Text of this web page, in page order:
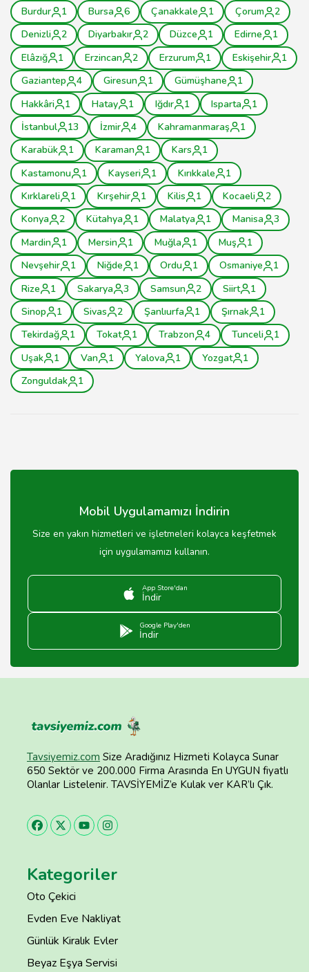
Burdur 1 Bursa 6 Çanakkale 1 Çorum
2
Denizli
2 Diyarbakır 2 Düzce 1 Edirne
1
Elâzığ
1 Erzincan 2 Erzurum 1 Eskişehir
1
Gaziantep
4 Giresun 1 Gümüşhane
1
Hakkâri
1 Hatay 1 Iğdır 1 Isparta
1
İstanbul
13 İzmir 4 Kahramanmaraş
1
Karabük
1 Karaman 1 Kars
1
Kastamonu
1 Kayseri 1 Kırıkkale
1
Kırklareli
1 Kırşehir 1 Kilis 1 Kocaeli
2
Konya
2 Kütahya 1 Malatya 1 Manisa
3
Mardin
1 Mersin 1 Muğla 1 Muş
1
Nevşehir
1 Niğde 1 Ordu 1 Osmaniye
1
Rize
1 Sakarya 3 Samsun 2 Siirt
1
Sinop
1 Sivas 2 Şanlıurfa 1 Şırnak
1
Tekirdağ
1 Tokat 1 Trabzon 4 Tunceli
1
Uşak
1 Van 1 Yalova 1 Yozgat
1
Zonguldak
1
Mobil Uygulamamızı İndirin
Size en yakın hizmetleri ve işletmeleri kolayca keşfetmek
için uygulamamızı kullanın.
App Store'dan
İndir
Google Play'den
İndir
Tavsiyemiz.com Size Aradığınız Hizmeti Kolayca Sunar
650 Sektör ve 200.000 Firma Arasında En UYGUN fiyatlı
Olanlar Listelenir. TAVSİYEMİZ’e Kulak ver KAR’lı Çık.
Kategoriler
Oto Çekici
Evden Eve Nakliyat
Günlük Kiralık Evler
Beyaz Eşya Servisi